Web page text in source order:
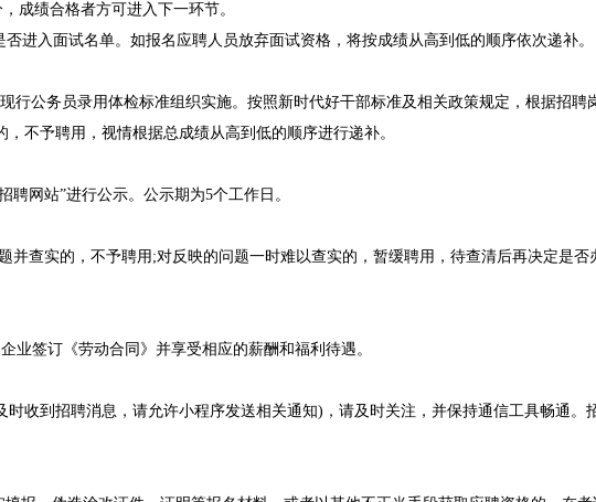
成绩合格者方可进入下一环节。
入面试名单。如报名应聘人员放弃面试资格，将按成绩从高到低的顺序依次递补。
公务员录用体检标准组织实施。按照新时代好干部标准及相关政策规定，根据招聘
不予聘用，视情根据总成绩从高到低的顺序进行递补。
网站”进行公示。公示期为5个工作日。
查实的，不予聘用;对反映的问题一时难以查实的，暂缓聘用，待查清后再决定是否
签订《劳动合同》并享受相应的薪酬和福利待遇。
到招聘消息，请允许小程序发送相关通知)，请及时关注，并保持通信工具畅通。